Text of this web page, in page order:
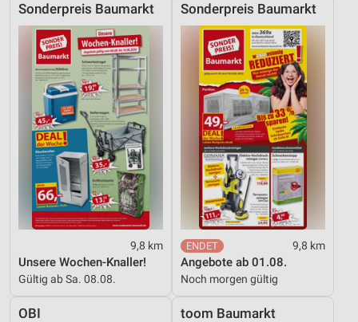
Sonderpreis Baumarkt
9,8 km
Unsere Wochen-Knaller!
Gültig ab Sa. 08.08.
Sonderpreis Baumarkt
9,8 km
Angebote ab 01.08.
Noch morgen gültig
OBI toom Baumarkt
Analyse von Zielgruppen durch Statistiken oder
Kombinationen von Daten aus verschiedenen
Quellen
Entwicklung und Verbesserung der Angebote
Verwendung reduzierter Daten zur Auswahl von
Inhalten
IAB-Besonderheiten:
Verwendung genauer Standortdaten
Geräte anhand von aktiv angeforderten
Informationen identifizieren
Nicht-IAB-Verarbeitungszwecke:
Notwendig
Performance